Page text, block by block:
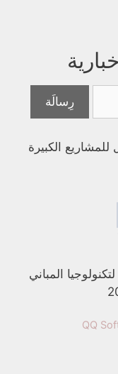
الكبيرة
المباني
QQ